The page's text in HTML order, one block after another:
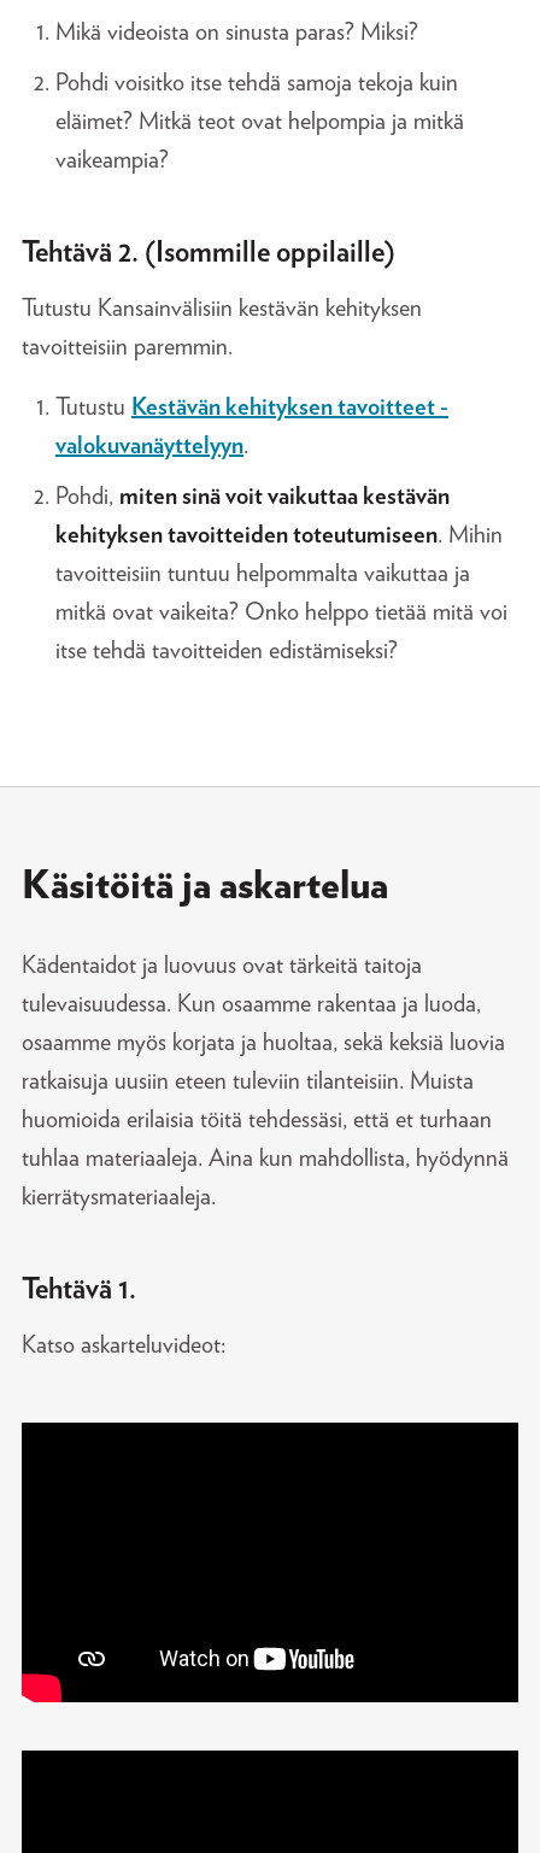
Mikä videoista on sinusta paras? Miksi?
Pohdi voisitko itse tehdä samoja tekoja kuin
eläimet? Mitkä teot ovat helpompia ja mitkä
vaikeampia?
Tehtävä 2. (Isommille oppilaille)
Tutustu Kansainvälisiin kestävän kehityksen
tavoitteisiin paremmin.
Tutustu Kestävän kehityksen tavoitteet -
valokuvanäyttelyyn.
Pohdi, miten sinä voit vaikuttaa kestävän
kehityksen tavoitteiden toteutumiseen. Mihin
tavoitteisiin tuntuu helpommalta vaikuttaa ja
mitkä ovat vaikeita? Onko helppo tietää mitä voi
itse tehdä tavoitteiden edistämiseksi?
Käsitöitä ja askartelua
Kädentaidot ja luovuus ovat tärkeitä taitoja
tulevaisuudessa. Kun osaamme rakentaa ja luoda,
osaamme myös korjata ja huoltaa, sekä keksiä luovia
ratkaisuja uusiin eteen tuleviin tilanteisiin. Muista
huomioida erilaisia töitä tehdessäsi, että et turhaan
tuhlaa materiaaleja. Aina kun mahdollista, hyödynnä
kierrätysmateriaaleja.
Tehtävä 1.
Katso askarteluvideot: